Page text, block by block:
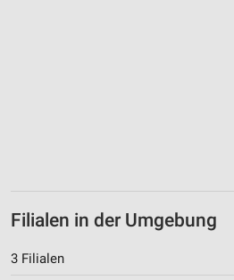
Filialen in der Umgebung
3 Filialen